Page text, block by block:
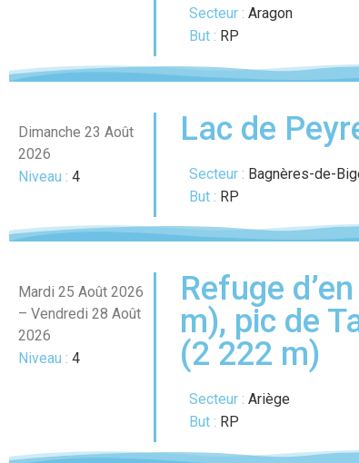
Secteur :Aragon
But : RP
Dimanche 23 Août
2026
Niveau : 4
Lac de
Secteur : Bagnères-de-
But : RP
Mardi 25 Août 2026
– Vendredi 28 Août
2026
Niveau : 4
Refuge
m), pic de
(2 222 m)
Secteur :Ariège
But : RP